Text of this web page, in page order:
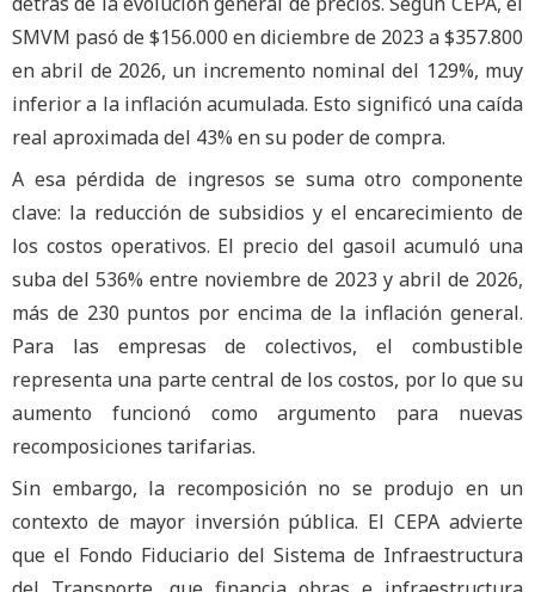
SMVM pasó de $156.000 en diciembre de 2023 a $357.800
en abril de 2026, un incremento nominal del 129%, muy
inferior a la inflación acumulada. Esto significó una caída
real aproximada del 43% en su poder de compra.
A esa pérdida de ingresos se suma otro componente
clave: la reducción de subsidios y el encarecimiento de
los costos operativos. El precio del gasoil acumuló una
suba del 536% entre noviembre de 2023 y abril de 2026,
más de 230 puntos por encima de la inflación general.
Para las empresas de colectivos, el combustible
representa una parte central de los costos, por lo que su
aumento funcionó como argumento para nuevas
recomposiciones tarifarias.
Sin embargo, la recomposición no se produjo en un
contexto de mayor inversión pública. El CEPA advierte
que el Fondo Fiduciario del Sistema de Infraestructura